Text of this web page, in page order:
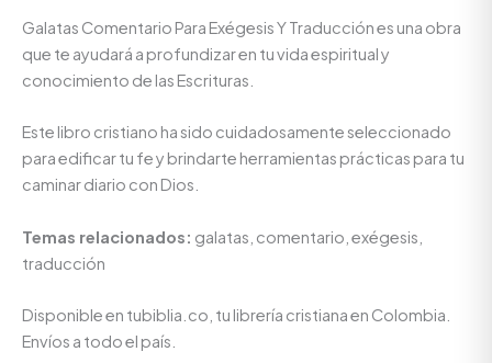
Galatas Comentario Para Exégesis Y Traducción es una obra
que te ayudará a profundizar en tu vida espiritual y
conocimiento de las Escrituras.
Este libro cristiano ha sido cuidadosamente seleccionado
para edificar tu fe y brindarte herramientas prácticas para tu
caminar diario con Dios.
Temas relacionados: galatas, comentario, exégesis,
traducción
Disponible en tubiblia.co, tu librería cristiana en Colombia.
Envíos a todo el país.